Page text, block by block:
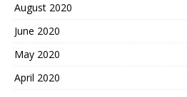
August 2020
June 2020
May 2020
April 2020